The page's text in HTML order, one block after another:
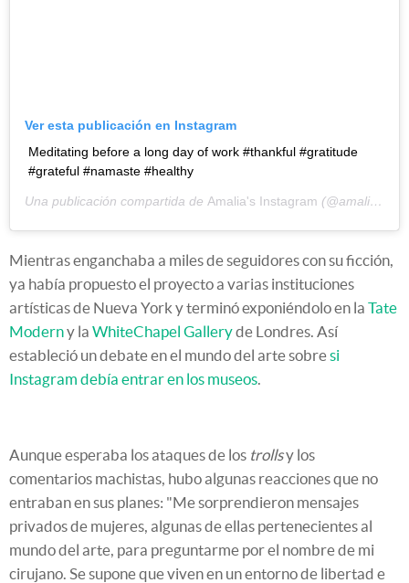
Ver esta publicación en Instagram
Meditating before a long day of work #thankful #gratitude
#grateful #namaste #healthy
Una publicación compartida de Amalia's Instagram (@amaliaulman) el
Mientras enganchaba a miles de seguidores con su ficción,
ya había propuesto el proyecto a varias instituciones
artísticas de Nueva York y terminó exponiéndolo en la Tate
Moderny la WhiteChapel Galleryde Londres. Así
estableció un debate en el mundo del arte sobresi
Instagram debía entrar en los museos.
Aunque esperaba los ataques de los trollsy los
comentarios machistas, hubo algunas reacciones que no
entraban en sus planes: "Me sorprendieron mensajes
privados de mujeres, algunas de ellas pertenecientes al
mundo del arte, para preguntarme por el nombre de mi
cirujano. Se supone que viven en un entorno de libertad e